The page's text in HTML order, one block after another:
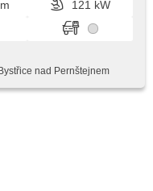
121 kW
nad Pernštejnem